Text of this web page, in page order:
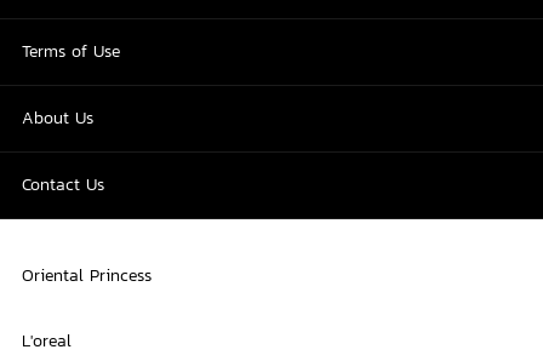
Terms of Use
About Us
Contact Us
Oriental Princess
L'oreal